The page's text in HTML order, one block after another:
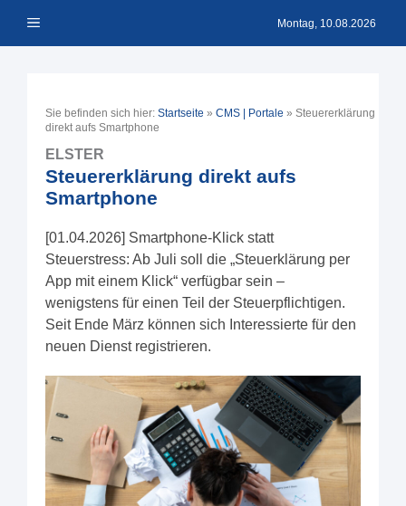
Inhalt Menü Montag, 10.08.2026
Sie befinden sich hier: Startseite » CMS | Portale » Steuererklärung
direkt aufs Smartphone
ELSTER
Steuererklärung direkt aufs
Smartphone
[01.04.2026] Smartphone-Klick statt
Steuerstress: Ab Juli soll die „Steuerklärung per
App mit einem Klick“ verfügbar sein –
wenigstens für einen Teil der Steuerpflichtigen.
Seit Ende März können sich Interessierte für den
neuen Dienst registrieren.